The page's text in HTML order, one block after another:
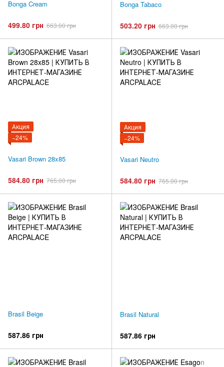
Bonga Cream
499.80 грн 663.00 грн
Bonga Tabaco
503.20 грн 663.00 грн
Акция
−24%
Vasari Brown 28x85
584.80 грн 765.00 грн
Акция
−24%
Vasari Neutro
584.80 грн 765.00 грн
Brasil Beige
587.86 грн
Brasil Natural
587.86 грн